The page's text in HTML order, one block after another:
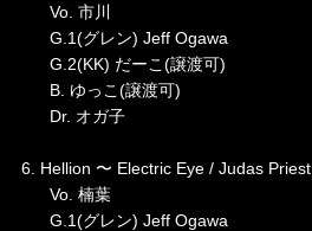
Vo. 市川
G.1(グレン) Jeff Ogawa
G.2(KK) だーこ(譲渡可)
B. ゆっこ(譲渡可)
Dr. オガ子
6. Hellion 〜 Electric Eye / Judas Priest
Vo. 楠葉
G.1(グレン) Jeff Ogawa